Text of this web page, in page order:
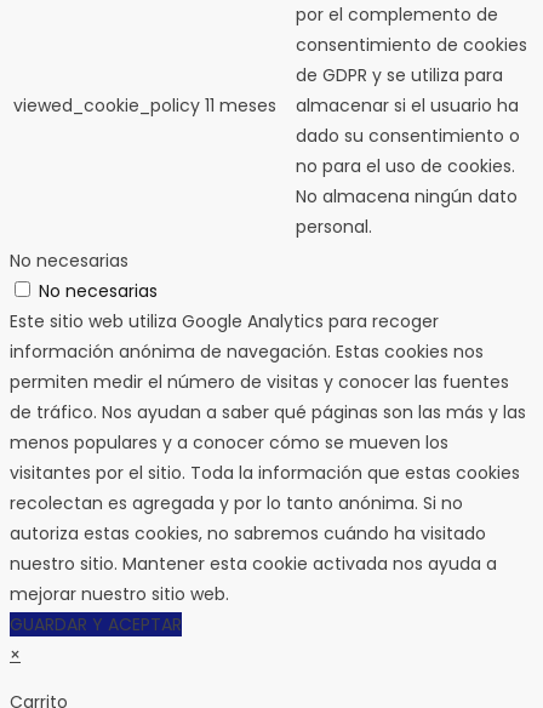
viewed_cookie_policy 11 meses
por el complemento de
consentimiento de cookies
de GDPR y se utiliza para
almacenar si el usuario ha
dado su consentimiento o
no para el uso de cookies.
No almacena ningún dato
personal.
No necesarias
No necesarias
Este sitio web utiliza Google Analytics para recoger
información anónima de navegación. Estas cookies nos
permiten medir el número de visitas y conocer las fuentes
de tráfico. Nos ayudan a saber qué páginas son las más y las
menos populares y a conocer cómo se mueven los
visitantes por el sitio. Toda la información que estas cookies
recolectan es agregada y por lo tanto anónima. Si no
autoriza estas cookies, no sabremos cuándo ha visitado
nuestro sitio. Mantener esta cookie activada nos ayuda a
mejorar nuestro sitio web.
GUARDAR Y ACEPTAR
×
Carrito